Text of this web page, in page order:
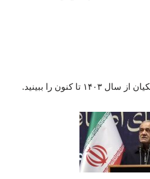
تا کنون را ببینید.